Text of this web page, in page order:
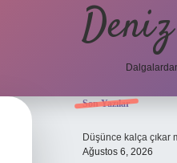
Son Yazılar
Düşünce kalça çıkar
Ağustos 6, 2026